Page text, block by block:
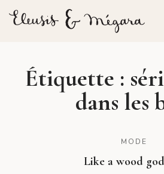
Étiquette :
dans les
MODE
Like a wood